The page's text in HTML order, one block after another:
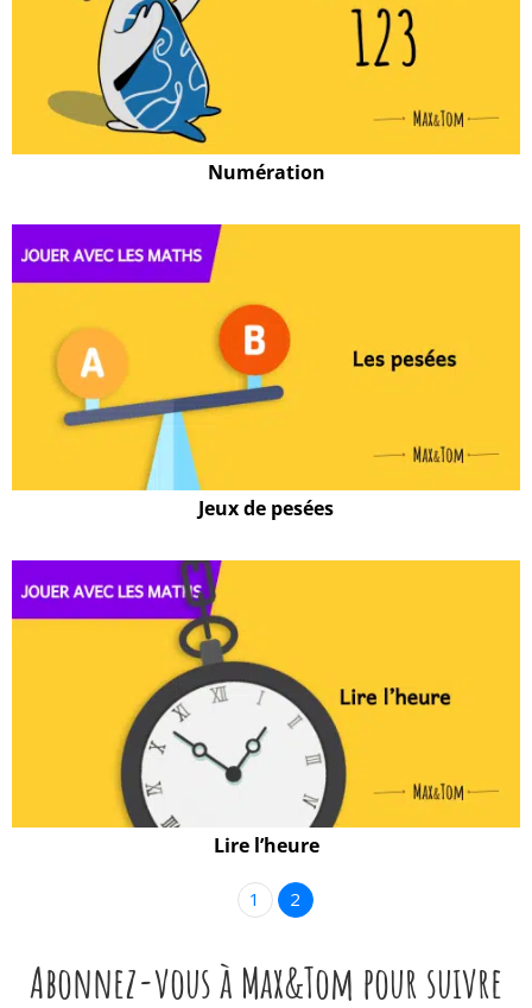
Numération
Jeux de pesées
Lire l’heure
1 2
Abonnez-vous à Max&Tom pour suivre